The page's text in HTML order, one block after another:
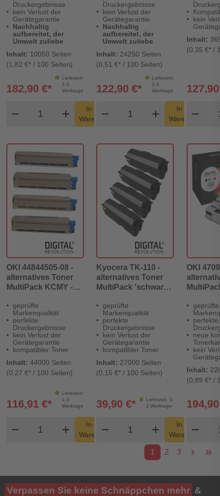
Druckergebnisse
kein Verlust der
Gerätegarantie
Nachhaltig
aufbereitet, der
Umwelt zuliebe
Inhalt: 10050 Seiten
(1,82 €* / 100 Seiten)
Lieferzeit:
1-3
Werktage
182,90 €*
remove
Produkt Warenkorb Menge
add
In den
Warenkorb
Druckergebnisse
kein Verlust der
Gerätegarantie
Nachhaltig
aufbereitet, der
Umwelt zuliebe
Inhalt: 24250 Seiten
(0,51 €* / 100 Seiten)
Lieferzeit:
1-3
Werktage
122,90 €*
remove
Produkt Warenkorb
add
In den
Warenkorb
kein
Inhalt:
(0,35 €* /
remove
OKI 44844505-08 -
alternatives Toner
MultiPack KCMY -
geprüfte
Markenqualität
perfekte
Druckergebnisse
kein Verlust der
Gerätegarantie
kompatibler Toner
Inhalt: 44000 Seiten
(0,27 €* / 100 Seiten)
Lieferzeit:
1-3
Werktage
116,91 €*
remove
Produkt Warenkorb Menge
add
In den
Warenkorb
Kyocera TK-110 -
alternatives Toner
MultiPack 'schwarz'
geprüfte
Markenqualität
perfekte
Druckergebnisse
kein Verlust der
Gerätegarantie
kompatibler Toner
Inhalt: 27000 Seiten
(0,15 €* / 100 Seiten)
Lieferzeit: 1-
3 Werktage
39,90 €*
remove
Produkt Warenkorb
add
In den
Warenkorb
OKI
geprüfte
perfekte
neue
kein
Inhalt:
(0,89 €* /
remove
1 2 3
Verpassen Sie keine Schnäppchen mehr &